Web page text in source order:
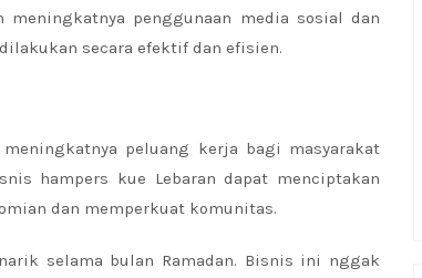
penggunaan media sosial dan
secara efektif dan efisien.
peluang kerja bagi masyarakat
hampers kue Lebaran dapat menciptakan
dan memperkuat komunitas.
selama bulan Ramadan. Bisnis ini nggak